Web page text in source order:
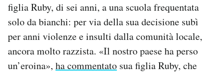
figlia Ruby, di sei anni, a una scuola frequentata
solo da bianchi: per via della sua decisione subì
per anni violenze e insulti dalla comunità locale,
ancora molto razzista. «Il nostro paese ha perso
un’eroina», ha commentato sua figlia Ruby, che